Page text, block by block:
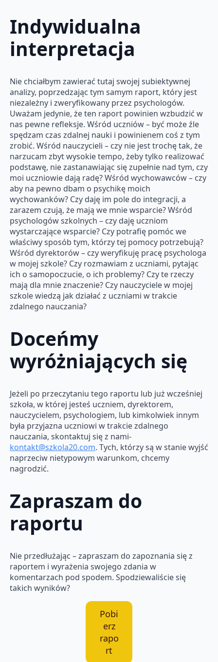
Indywidualna
interpretacja
Nie chciałbym zawierać tutaj swojej subiektywnej
analizy, poprzedzając tym samym raport, który jest
niezależny i zweryfikowany przez psychologów.
Uważam jedynie, że ten raport powinien wzbudzić w
nas pewne refleksje. Wśród uczniów – być może źle
spędzam czas zdalnej nauki i powinienem coś z tym
zrobić. Wśród nauczycieli – czy nie jest trochę tak, że
narzucam zbyt wysokie tempo, żeby tylko realizować
podstawę, nie zastanawiając się zupełnie nad tym, czy
moi uczniowie dają radę? Wśród wychowawców – czy
aby na pewno dbam o psychikę moich
wychowanków? Czy daję im pole do integracji, a
zarazem czują, że mają we mnie wsparcie? Wśród
psychologów szkolnych – czy daję uczniom
wystarczające wsparcie? Czy potrafię pomóc we
właściwy sposób tym, którzy tej pomocy potrzebują?
Wśród dyrektorów – czy weryfikuję pracę psychologa
w mojej szkole? Czy rozmawiam z uczniami, pytając
ich o samopoczucie, o ich problemy? Czy te rzeczy
mają dla mnie znaczenie? Czy nauczyciele w mojej
szkole wiedzą jak działać z uczniami w trakcie
zdalnego nauczania?
Doceńmy
wyróżniających się
Jeżeli po przeczytaniu tego raportu lub już wcześniej
szkoła, w której jesteś uczniem, dyrektorem,
nauczycielem, psychologiem, lub kimkolwiek innym
była przyjazna uczniowi w trakcie zdalnego
nauczania, skontaktuj się z nami-
kontakt@szkola20.com. Tych, którzy są w stanie wyjść
naprzeciw nietypowym warunkom, chcemy
nagrodzić.
Zapraszam do
raportu
Nie przedłużając – zapraszam do zapoznania się z
raportem i wyrażenia swojego zdania w
komentarzach pod spodem. Spodziewaliście się
takich wyników?
Pobi
erz
rapo
rt